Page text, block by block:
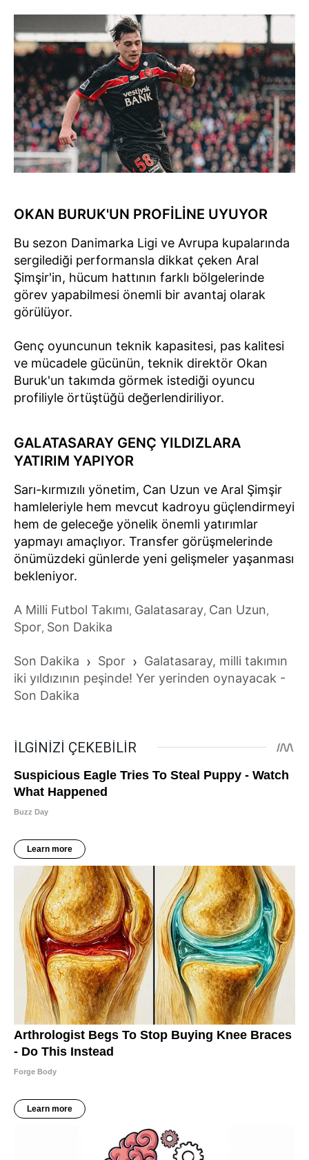
OKAN BURUK'UN PROFİLİNE UYUYOR
Bu sezon Danimarka Ligi ve Avrupa kupalarında
sergilediği performansla dikkat çeken Aral
Şimşir'in, hücum hattının farklı bölgelerinde
görev yapabilmesi önemli bir avantaj olarak
görülüyor.
Genç oyuncunun teknik kapasitesi, pas kalitesi
ve mücadele gücünün, teknik direktör Okan
Buruk'un takımda görmek istediği oyuncu
profiliyle örtüştüğü değerlendiriliyor.
GALATASARAY GENÇ YILDIZLARA
YATIRIM YAPIYOR
Sarı-kırmızılı yönetim, Can Uzun ve Aral Şimşir
hamleleriyle hem mevcut kadroyu güçlendirmeyi
hem de geleceğe yönelik önemli yatırımlar
yapmayı amaçlıyor. Transfer görüşmelerinde
önümüzdeki günlerde yeni gelişmeler yaşanması
bekleniyor.
A Milli Futbol Takımı, Galatasaray, Can Uzun,
Spor, Son Dakika
Son Dakika › Spor › Galatasaray, milli takımın
iki yıldızının peşinde! Yer yerinden oynayacak -
Son Dakika